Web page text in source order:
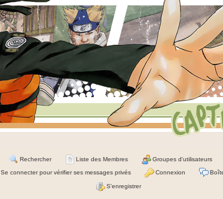
Rechercher Liste des Membres Groupes d'utilisateurs
Se connecter pour vérifier ses messages privés Connexion
S'enregistrer